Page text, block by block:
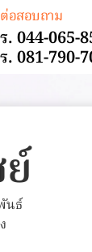
อสอบถาม
. 044-065-
. 081-790-
นธ์